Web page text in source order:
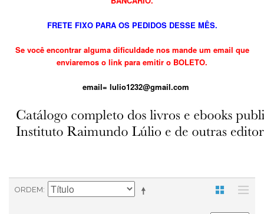
FRETE FIXO PARA OS PEDIDOS DESSE MÊS.
Se você encontrar alguma dificuldade nos mandeum email que
enviaremos o link para emitir o BOLETO.
email= lulio1232@gmail.com
ORDEM